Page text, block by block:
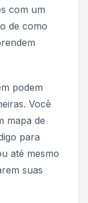
com um
de como
podem
Você
mapa de
para
até mesmo
suas